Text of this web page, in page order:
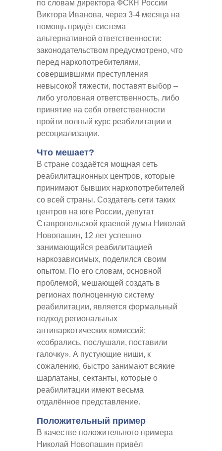
по словам директора ФСКН России
Виктора Иванова, через 3-4 месяца на
помощь придёт система
альтернативной ответственности:
законодательством предусмотрено, что
перед наркопотребителями,
совершившими преступления
невысокой тяжести, поставят выбор –
либо уголовная ответственность, либо
принятие на себя ответственности
пройти полный курс реабилитации и
ресоциализации.
Что мешает?
В стране создаётся мощная сеть
реабилитационных центров, которые
принимают бывших наркопотребителей
со всей страны. Создатель сети таких
центров на юге России, депутат
Ставропольской краевой думы Николай
Новопашин, 12 лет успешно
занимающийся реабилитацией
наркозависимых, поделился своим
опытом. По его словам, основной
проблемой, мешающей создать в
регионах полноценную систему
реабилитации, является формальный
подход региональных
антинаркотических комиссий:
«собрались, послушали, поставили
галочку». А пустующие ниши, к
сожалению, быстро занимают всякие
шарлатаны, сектанты, которые о
реабилитации имеют весьма
отдалённое представление.
Положительный пример
В качестве положительного примера
Николай Новопашин привёл